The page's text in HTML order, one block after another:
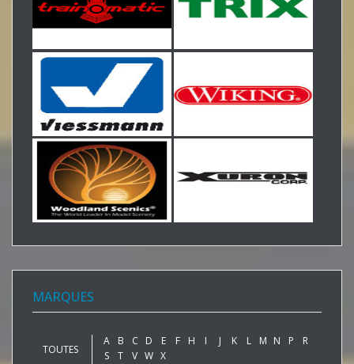
MARQUES
TOUTES
A B C D E F H I J K L M N P
R
S
T V W X